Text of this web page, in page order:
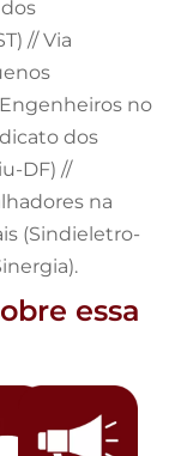
// Via
no
dos
DF) //
na
(Sindieletro-
essa